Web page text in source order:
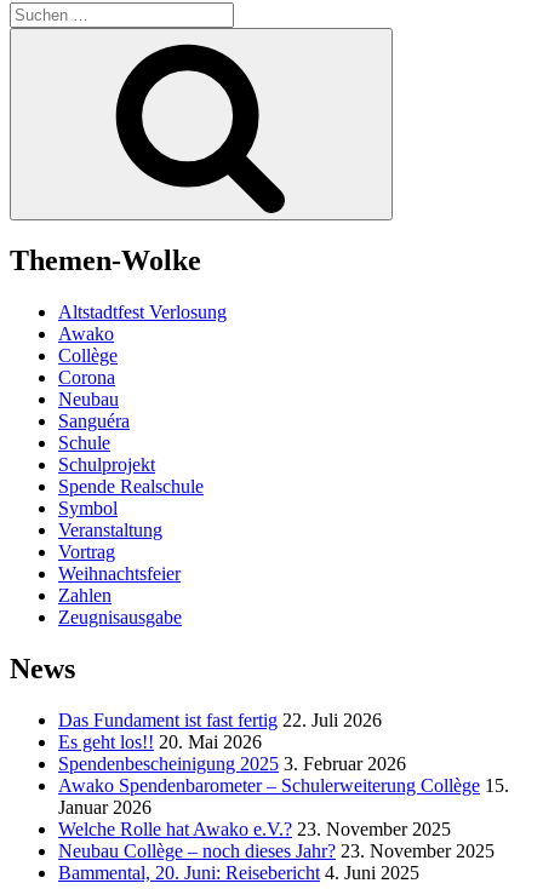
Suchen
nach:
Themen-Wolke
Altstadtfest Verlosung
Awako
Collège
Corona
Neubau
Sanguéra
Schule
Schulprojekt
Spende Realschule
Symbol
Veranstaltung
Vortrag
Weihnachtsfeier
Zahlen
Zeugnisausgabe
News
Das Fundament ist fast fertig 22. Juli 2026
Es geht los!! 20. Mai 2026
Spendenbescheinigung 2025 3. Februar 2026
Awako Spendenbarometer – Schulerweiterung Collège 15.
Januar 2026
Welche Rolle hat Awako e.V.? 23. November 2025
Neubau Collège – noch dieses Jahr? 23. November 2025
Bammental, 20. Juni: Reisebericht 4. Juni 2025